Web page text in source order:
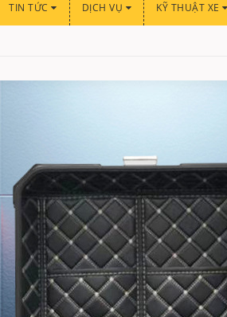
TIN TỨC DỊCH VỤ KỸ THUẬT XE